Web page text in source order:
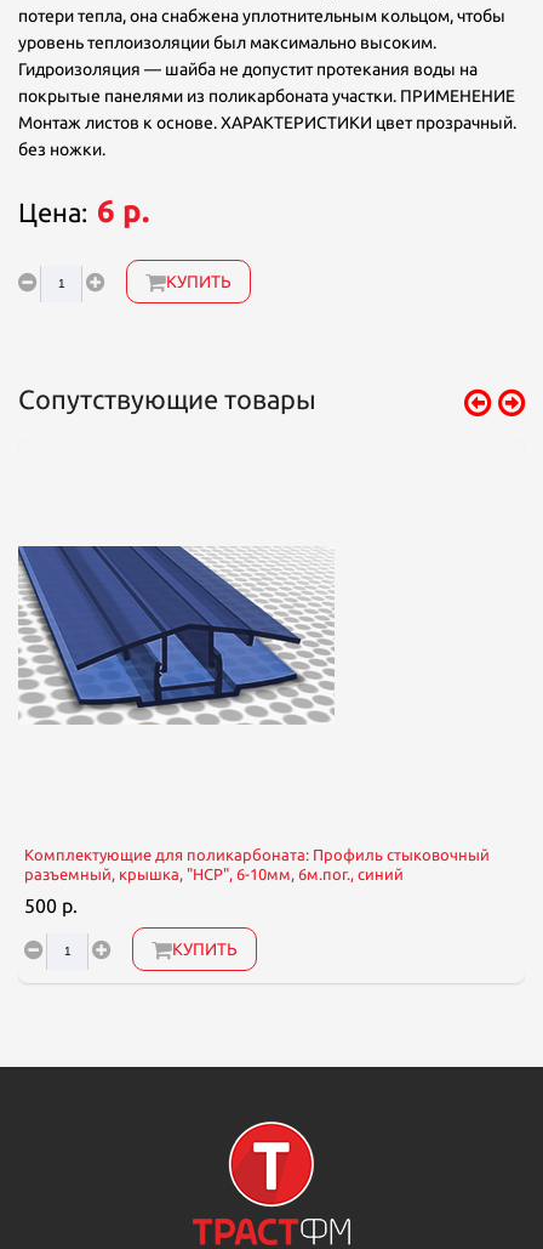
потери тепла, она снабжена уплотнительным кольцом, чтобы
уровень теплоизоляции был максимально высоким.
Гидроизоляция — шайба не допустит протекания воды на
покрытые панелями из поликарбоната участки. ПРИМЕНЕНИЕ
Монтаж листов к основе. ХАРАКТЕРИСТИКИ цвет прозрачный.
без ножки.
Цена: 6 р.
КУПИТЬ
Сопутствующие товары
Комплектующие для поликарбоната: Профиль стыковочный
разъемный, крышка, "НСР", 6-10мм, 6м.пог., синий
500 р.
КУПИТЬ